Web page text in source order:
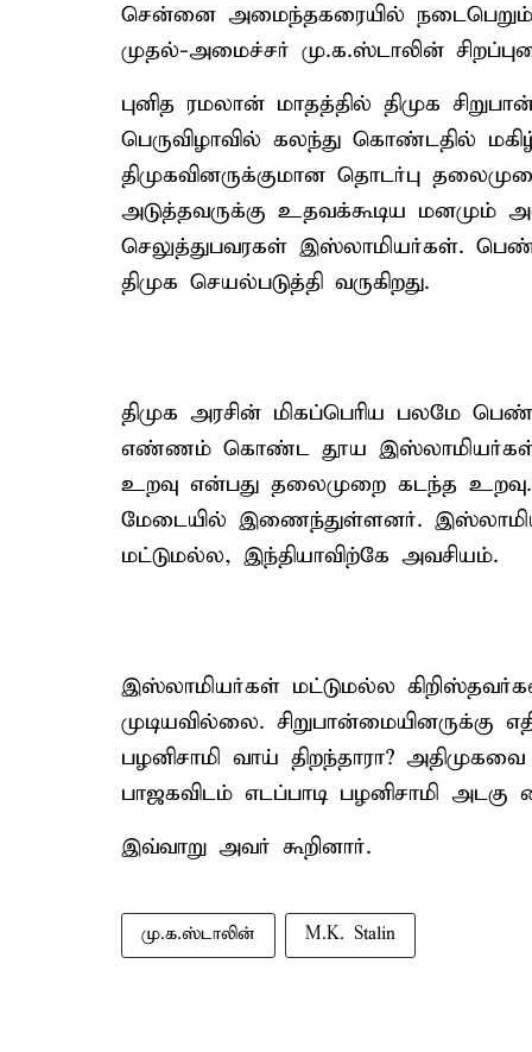
சென்னை அமைந்தகரையில் நடைபெறும்
முதல்-அமைச்சர் மு.க.ஸ்டாலின்
புனித ரமலான் மாதத்தில் திமுக
பெருவிழாவில் கலந்து கொண்டதில்
திமுகவினருக்குமான தொடர்பு
அடுத்தவருக்கு உதவக்கூடிய மனமும்
செலுத்துபவரகள் இஸ்லாமியர்கள்.
திமுக செயல்படுத்தி வருகிறது.
திமுக அரசின் மிகப்பெரிய பலமே
எண்ணம் கொண்ட தூய இஸ்லாமியர்கள்
உறவு என்பது தலைமுறை கடந்த
மேடையில் இணைந்துள்ளனர்.
மட்டுமல்ல, இந்தியாவிற்கே அவசியம்.
இஸ்லாமியர்கள் மட்டுமல்ல
முடியவில்லை. சிறுபான்மையினருக்கு
பழனிசாமி வாய் திறந்தாரா?
பாஜகவிடம் எடப்பாடி பழனிசாமி அடகு
இவ்வாறு அவர் கூறினார்.
மு.க.ஸ்டாலின் M.K. Stalin